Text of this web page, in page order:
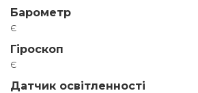
Барометр
є
Гіроскоп
є
Датчик освітленності